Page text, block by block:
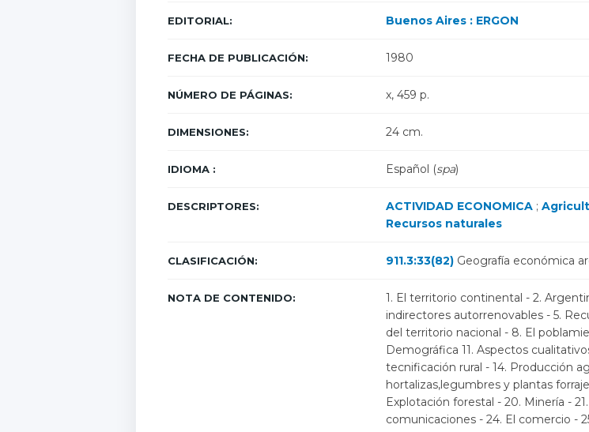
EDITORIAL: Buenos Aires : ERGON
FECHA DE PUBLICACIÓN: 1980
NÚMERO DE PÁGINAS: x, 459 p.
DIMENSIONES: 24 cm.
IDIOMA : Español (spa)
DESCRIPTORES: ACTIVIDAD ECONOMICA ;
Recursos naturales
CLASIFICACIÓN: 911.3:33(82) Geografía económica
NOTA DE CONTENIDO:
1. El territorio continental - 2.
indirectores autorrenovables - 5.
del territorio nacional - 8. El
Demográfica 11. Aspectos
tecnificación rural - 14. Producción
hortalizas,legumbres y plantas
Explotación forestal - 20. Minería -
comunicaciones - 24. El comercio -